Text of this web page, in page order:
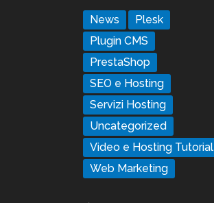
News
Plesk
Plugin CMS
PrestaShop
SEO e Hosting
Servizi Hosting
Uncategorized
Video e Hosting Tutorial
Web Marketing